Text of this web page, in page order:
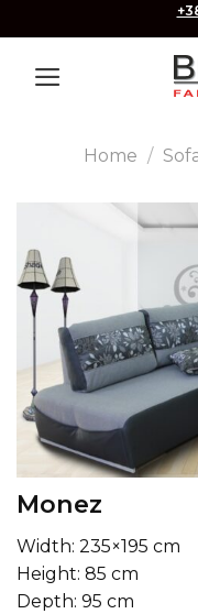
to
content
Home /
Monez
Width: 235×195 cm
Height: 85 cm
Depth: 95 cm